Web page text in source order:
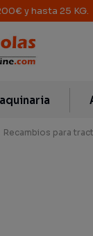
y hasta 25 KG.
Recambios para